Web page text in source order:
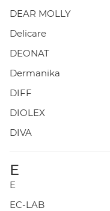
DEAR MOLLY
Delicare
DEONAT
Dermanika
DIFF
DIOLEX
DIVA
E
E
EC-LAB